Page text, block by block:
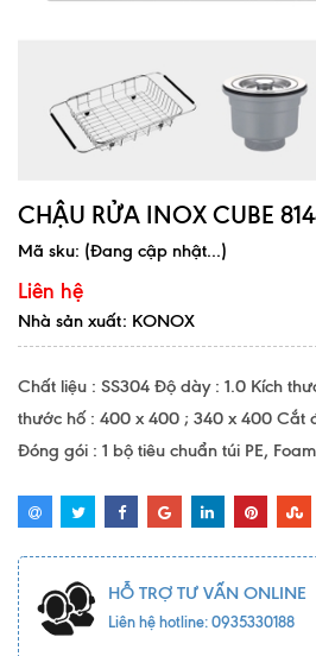
CHẬU RỬA INOX CUBE
Mã sku: (Đang cập nhật...)
Liên hệ
Nhà sản xuất: KONOX
Chất liệu : SS304 Độ dày : 1.0 Kích
thước hố : 400 x 400 ; 340 x 400 Cắt
Đóng gói : 1 bộ tiêu chuẩn túi PE,
HỖ TRỢ TƯ VẤN ONLINE
Liên hệ hotline: 0935330188